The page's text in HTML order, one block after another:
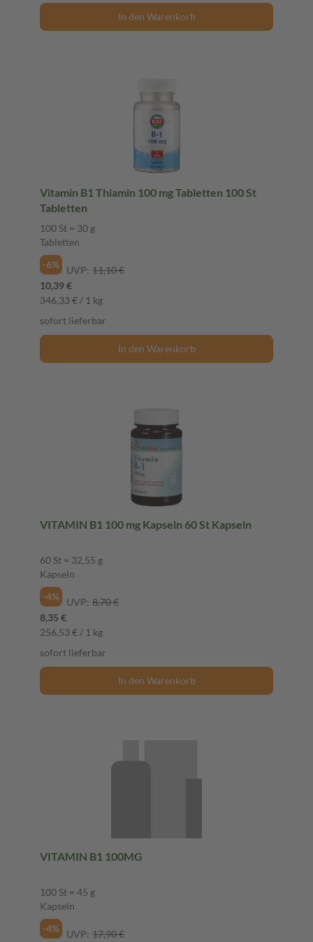
In den Warenkorb
Vitamin B1 Thiamin 100 mg Tabletten 100 St
Tabletten
100 St = 30 g
Tabletten
-6%
UVP: 11,10 €
10,39 €
346,33 € / 1 kg
sofort lieferbar
In den Warenkorb
VITAMIN B1 100 mg Kapseln 60 St Kapseln
60 St = 32,55 g
Kapseln
-4%
UVP: 8,70 €
8,35 €
256,53 € / 1 kg
sofort lieferbar
In den Warenkorb
VITAMIN B1 100MG
100 St = 45 g
Kapseln
-4%
UVP: 17,90 €